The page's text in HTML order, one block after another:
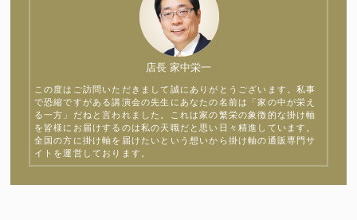
店長 家中栄一
この度はご訪問いただきまして誠にありがとうございます。私事
で恐縮ですがある講演会の先生にあなたの名前は「家の中が栄え
る一方」だねと言われました。これは家の繁栄の象徴的な掛け軸
を皆様にお届けするのは私の天職だと思い日々精進しています。
全国の方に掛け軸を届けたいという想いから掛け軸の通販専門サ
イトを運営しております。